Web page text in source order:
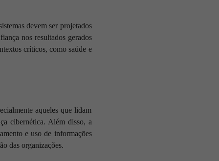
devem ser projetados
nos resultados gerados
críticos, como saúde e
aqueles que lidam
cibernética. Além disso, a
e uso de informações
das organizações.